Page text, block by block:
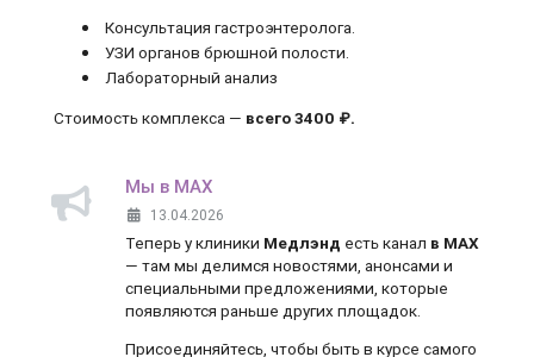
Консультация гастроэнтеролога.
УЗИ органов брюшной полости.
Лабораторный анализ
Стоимость комплекса — всего 3400 ₽.
Мы в MAX
13.04.2026
Теперь у клиники Медлэнд есть канал в MAX
— там мы делимся новостями, анонсами и
специальными предложениями, которые
появляются раньше других площадок.
Присоединяйтесь, чтобы быть в курсе самого